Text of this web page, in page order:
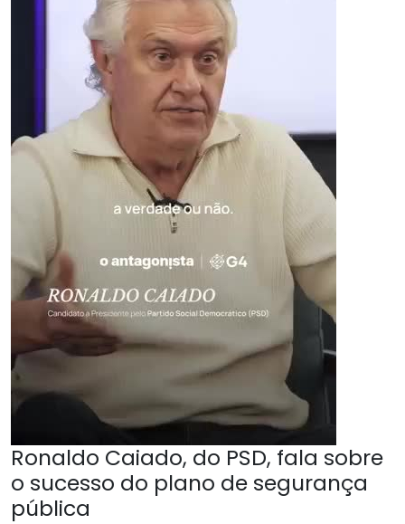
Ronaldo Caiado, do PSD, fala sobre
o sucesso do plano de segurança
pública